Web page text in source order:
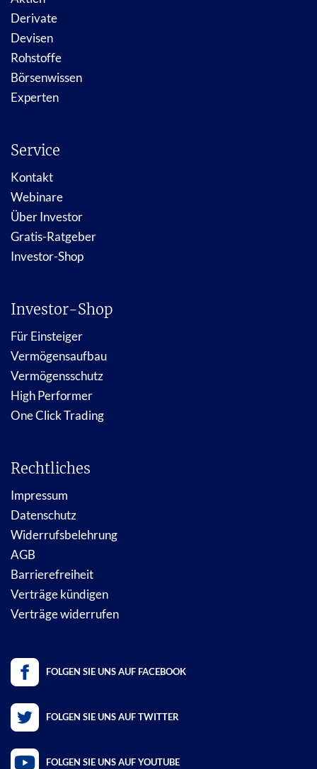
Derivate
Devisen
Rohstoffe
Börsenwissen
Experten
Service
Kontakt
Webinare
Über Investor
Gratis-Ratgeber
Investor-Shop
Investor-Shop
Für Einsteiger
Vermögensaufbau
Vermögensschutz
High Performer
One Click Trading
Rechtliches
Impressum
Datenschutz
Widerrufsbelehrung
AGB
Barrierefreiheit
Verträge kündigen
Verträge widerrufen
FOLGEN SIE UNS AUF FACEBOOK
FOLGEN SIE UNS AUF TWITTER
FOLGEN SIE UNS AUF YOUTUBE